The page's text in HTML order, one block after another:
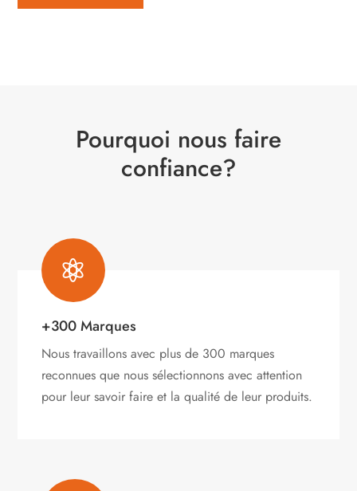
Pourquoi nous faire
confiance?

+300 Marques
Nous travaillons avec plus de 300 marques
reconnues que nous sélectionnons avec attention
pour leur savoir faire et la qualité de leur produits.